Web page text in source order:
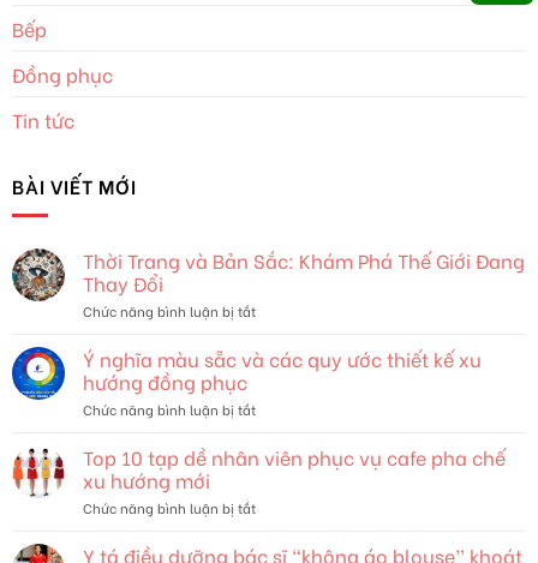
Bếp
Đồng phục
Tin tức
BÀI VIẾT MỚI
Thời Trang và Bản Sắc: Khám Phá Thế Giới Đang
Thay Đổi
Chức năng bình luận bị tắtở
Trang
và
Sắc:
Phá
Đang
Đổi
Ý nghĩa màu sẵc và các quy ước thiết kế xu
hướng đồng phục
Chức năng bình luận bị tắtở
nghĩa
màu
và
quy
Top 10 tạp dề nhân viên phục vụ cafe pha chế
xu hướng mới
Chức năng bình luận bị tắtở
Y tá điều dưỡng bác sĩ “không áo blouse” khoát